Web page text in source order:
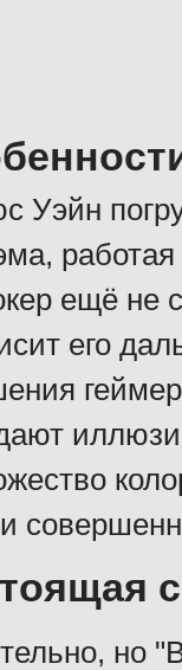
Уэйн
ещё не
его
и
но